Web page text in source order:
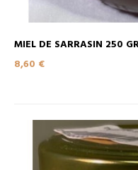
MIEL DE SARRASIN 250
Prix
8,60 €